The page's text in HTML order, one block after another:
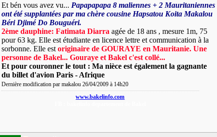
Et bén vous avez vu... Papapapapa 8 maliennes + 2 Mauritaniennes
ont été supplantées par ma chère cousine Hapsatou Koita Makalou
Béri Djimé Do Bouguéri.
2ème dauphine: Fatimata Diarra agée de 18 ans , mesure 1m, 75
pour 63 kg. Elle est étudiante en licence lettre et communication à la
sorbonne. Elle est originaire de GOURAYE en Mauritanie. Une
personne de Bakel... Gouraye et Bakel c'est collé...
Et pour couronner le tout : Ma nièce est également la gagnante
du billet d'avion Paris - Afrique
Dernière modification par makalou 26/04/2009 à 14h20
www.bakelinfo.com